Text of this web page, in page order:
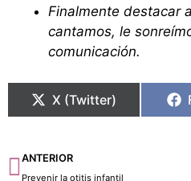
Finalmente destacar
cantamos, le
comunicación.
X (Twitter)
Ant
ANTERIOR
Prevenir la otitis infantil